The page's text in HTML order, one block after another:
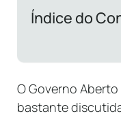
Índice do
O Governo
bastante